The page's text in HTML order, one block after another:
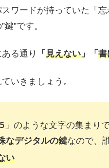
ワードが持っていた「
”です。
る通り 「 見えない 」「 書
いきましょう。
」のような文字の集まり
なデジタルの鍵なので、
い